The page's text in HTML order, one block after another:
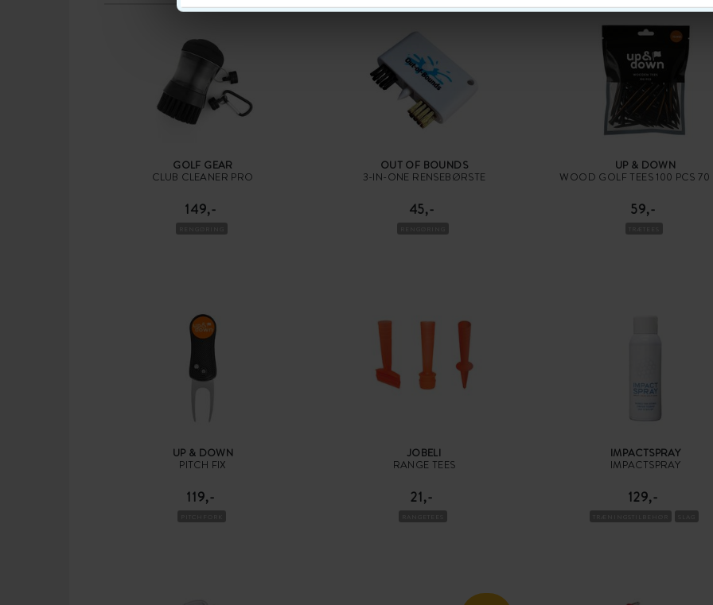
GOLF GEAR
CLUB CLEANER PRO
149,-
OUT OF BOUNDS
3-IN-ONE RENSEBØRSTE
45,-
UP & DOWN
WOOD GOLF TEES 100 PCS
59,-
UP & DOWN
PITCH FIX
119,-
JOBELI
RANGE TEES
21,-
IMPACTSPRAY
IMPACTSPRAY
129,-